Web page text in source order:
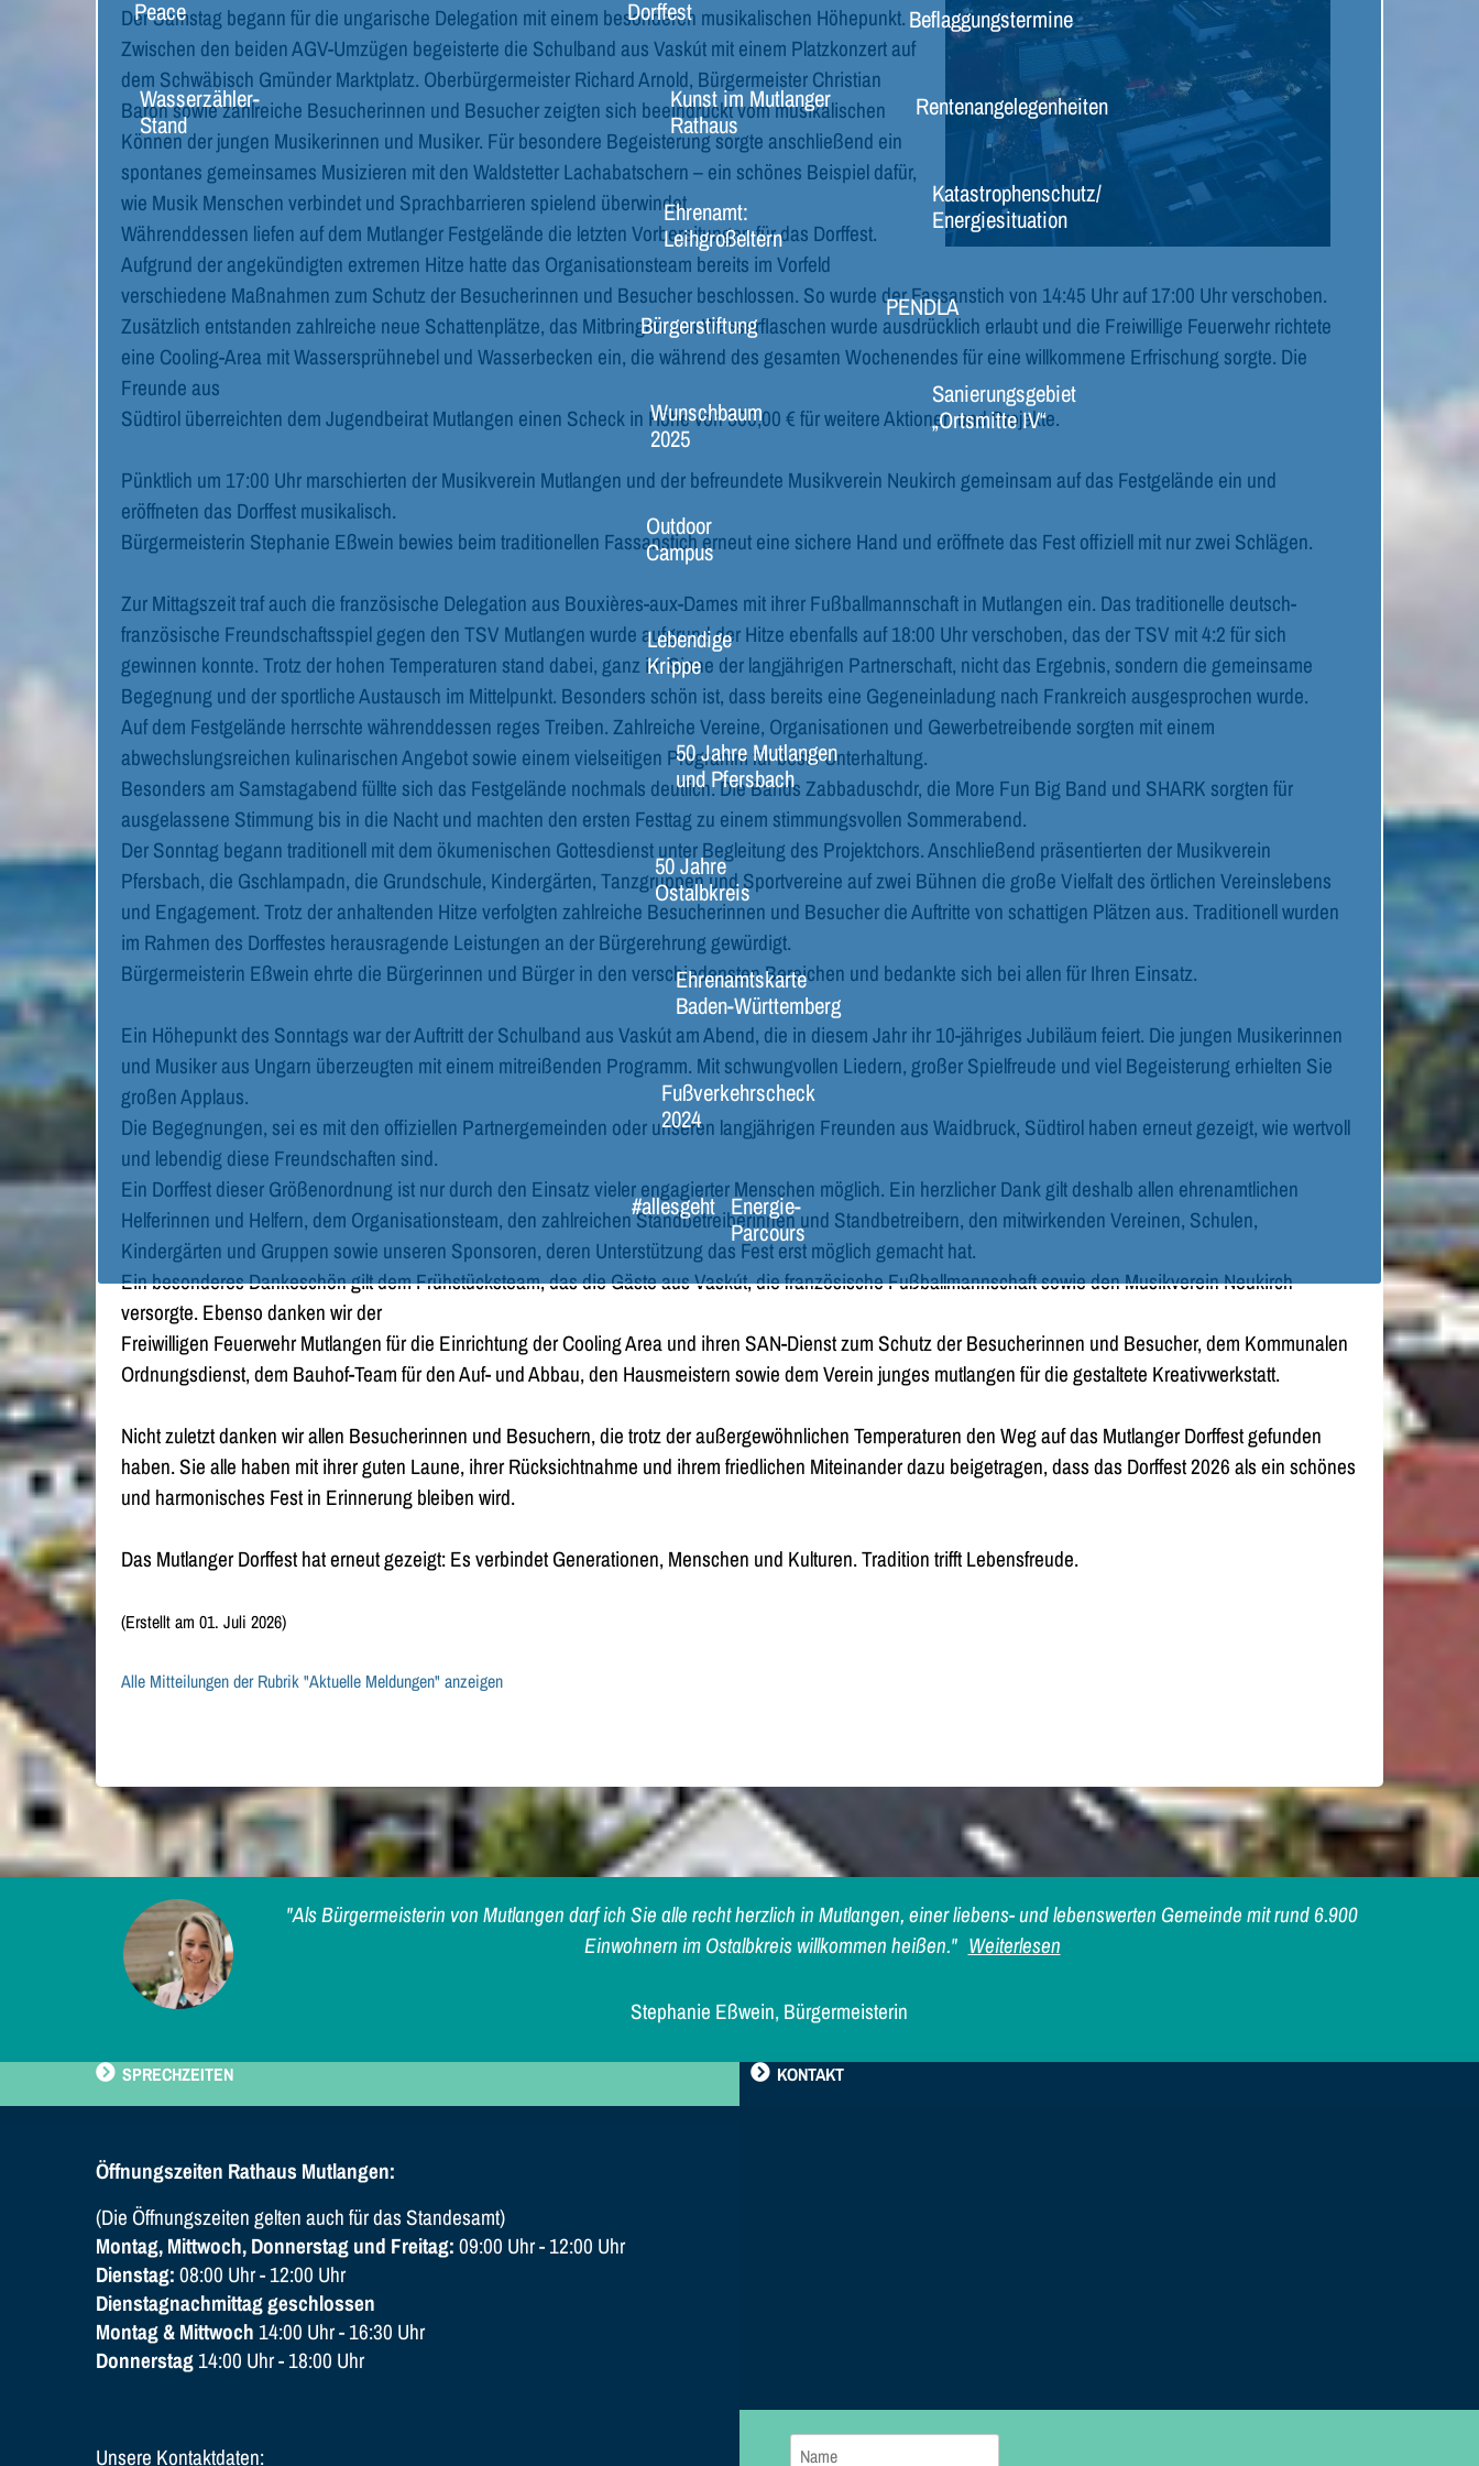
Peace
Wasserzähler-
Stand
Dorffest
Kunst im Mutlanger
Rathaus
Ehrenamt:
Leihgroßeltern
Bürgerstiftung
Wunschbaum
2025
Outdoor
Campus
Lebendige
Krippe
50 Jahre Mutlangen
und Pfersbach
50 Jahre
Ostalbkreis
Ehrenamtskarte
Baden-Württemberg
Fußverkehrscheck
2024
#allesgeht Energie-
Parcours
Beflaggungstermine
Rentenangelegenheiten
Katastrophenschutz/
Energiesituation
PENDLA
Sanierungsgebiet
„Ortsmitte IV“
Der Samstag begann für die ungarische Delegation mit einem besonderen musikalischen Höhepunkt.
Zwischen den beiden AGV-Umzügen begeisterte die Schulband aus Vaskút mit einem Platzkonzert auf
dem Schwäbisch Gmünder Marktplatz. Oberbürgermeister Richard Arnold, Bürgermeister Christian
Baron sowie zahlreiche Besucherinnen und Besucher zeigten sich beeindruckt vom musikalischen
Können der jungen Musikerinnen und Musiker. Für besondere Begeisterung sorgte anschließend ein
spontanes gemeinsames Musizieren mit den Waldstetter Lachabatschern – ein schönes Beispiel dafür,
wie Musik Menschen verbindet und Sprachbarrieren spielend überwindet.
Währenddessen liefen auf dem Mutlanger Festgelände die letzten Vorbereitungen für das Dorffest.
Aufgrund der angekündigten extremen Hitze hatte das Organisationsteam bereits im Vorfeld
verschiedene Maßnahmen zum Schutz der Besucherinnen und Besucher beschlossen. So wurde der Fassanstich von 14:45 Uhr auf 17:00 Uhr verschoben.
Zusätzlich entstanden zahlreiche neue Schattenplätze, das Mitbringen von Wasserflaschen wurde ausdrücklich erlaubt und die Freiwillige Feuerwehr richtete
eine Cooling-Area mit Wassersprühnebel und Wasserbecken ein, die während des gesamten Wochenendes für eine willkommene Erfrischung sorgte. Die
Freunde aus
Südtirol überreichten dem Jugendbeirat Mutlangen einen Scheck in Höhe von 500,00 € für weitere Aktionen und Projekte.
Pünktlich um 17:00 Uhr marschierten der Musikverein Mutlangen und der befreundete Musikverein Neukirch gemeinsam auf das Festgelände ein und
eröffneten das Dorffest musikalisch.
Bürgermeisterin Stephanie Eßwein bewies beim traditionellen Fassanstich erneut eine sichere Hand und eröffnete das Fest offiziell mit nur zwei Schlägen.
Zur Mittagszeit traf auch die französische Delegation aus Bouxières-aux-Dames mit ihrer Fußballmannschaft in Mutlangen ein. Das traditionelle deutsch-
französische Freundschaftsspiel gegen den TSV Mutlangen wurde aufgrund der Hitze ebenfalls auf 18:00 Uhr verschoben, das der TSV mit 4:2 für sich
gewinnen konnte. Trotz der hohen Temperaturen stand dabei, ganz im Sinne der langjährigen Partnerschaft, nicht das Ergebnis, sondern die gemeinsame
Begegnung und der sportliche Austausch im Mittelpunkt. Besonders schön ist, dass bereits eine Gegeneinladung nach Frankreich ausgesprochen wurde.
Auf dem Festgelände herrschte währenddessen reges Treiben. Zahlreiche Vereine, Organisationen und Gewerbetreibende sorgten mit einem
abwechslungsreichen kulinarischen Angebot sowie einem vielseitigen Programm für beste Unterhaltung.
Besonders am Samstagabend füllte sich das Festgelände nochmals deutlich. Die Bands Zabbaduschdr, die More Fun Big Band und SHARK sorgten für
ausgelassene Stimmung bis in die Nacht und machten den ersten Festtag zu einem stimmungsvollen Sommerabend.
Der Sonntag begann traditionell mit dem ökumenischen Gottesdienst unter Begleitung des Projektchors. Anschließend präsentierten der Musikverein
Pfersbach, die Gschlampadn, die Grundschule, Kindergärten, Tanzgruppen und Sportvereine auf zwei Bühnen die große Vielfalt des örtlichen Vereinslebens
und Engagement. Trotz der anhaltenden Hitze verfolgten zahlreiche Besucherinnen und Besucher die Auftritte von schattigen Plätzen aus. Traditionell wurden
im Rahmen des Dorffestes herausragende Leistungen an der Bürgerehrung gewürdigt.
Bürgermeisterin Eßwein ehrte die Bürgerinnen und Bürger in den verschiedensten Bereichen und bedankte sich bei allen für Ihren Einsatz.
Ein Höhepunkt des Sonntags war der Auftritt der Schulband aus Vaskút am Abend, die in diesem Jahr ihr 10-jähriges Jubiläum feiert. Die jungen Musikerinnen
und Musiker aus Ungarn überzeugten mit einem mitreißenden Programm. Mit schwungvollen Liedern, großer Spielfreude und viel Begeisterung erhielten Sie
großen Applaus.
Die Begegnungen, sei es mit den offiziellen Partnergemeinden oder unseren langjährigen Freunden aus Waidbruck, Südtirol haben erneut gezeigt, wie wertvoll
und lebendig diese Freundschaften sind.
Ein Dorffest dieser Größenordnung ist nur durch den Einsatz vieler engagierter Menschen möglich. Ein herzlicher Dank gilt deshalb allen ehrenamtlichen
Helferinnen und Helfern, dem Organisationsteam, den zahlreichen Standbetreiberinnen und Standbetreibern, den mitwirkenden Vereinen, Schulen,
Kindergärten und Gruppen sowie unseren Sponsoren, deren Unterstützung das Fest erst möglich gemacht hat.
Ein besonderes Dankeschön gilt dem Frühstücksteam, das die Gäste aus Vaskút, die französische Fußballmannschaft sowie den Musikverein Neukirch
versorgte. Ebenso danken wir der
Freiwilligen Feuerwehr Mutlangen für die Einrichtung der Cooling Area und ihren SAN-Dienst zum Schutz der Besucherinnen und Besucher, dem Kommunalen
Ordnungsdienst, dem Bauhof-Team für den Auf- und Abbau, den Hausmeistern sowie dem Verein junges mutlangen für die gestaltete Kreativwerkstatt.
Nicht zuletzt danken wir allen Besucherinnen und Besuchern, die trotz der außergewöhnlichen Temperaturen den Weg auf das Mutlanger Dorffest gefunden
haben. Sie alle haben mit ihrer guten Laune, ihrer Rücksichtnahme und ihrem friedlichen Miteinander dazu beigetragen, dass das Dorffest 2026 als ein schönes
und harmonisches Fest in Erinnerung bleiben wird.
Das Mutlanger Dorffest hat erneut gezeigt: Es verbindet Generationen, Menschen und Kulturen. Tradition trifft Lebensfreude.
(Erstellt am 01. Juli 2026)
Alle Mitteilungen der Rubrik "Aktuelle Meldungen" anzeigen
"Als Bürgermeisterin von Mutlangen darf ich Sie alle recht herzlich in Mutlangen, einer liebens- und lebenswerten Gemeinde mit rund 6.900
Einwohnern im Ostalbkreis willkommen heißen." Weiterlesen
Stephanie Eßwein, Bürgermeisterin
SPRECHZEITEN KONTAKT
Öffnungszeiten Rathaus Mutlangen:
(Die Öffnungszeiten gelten auch für das Standesamt)
Montag, Mittwoch, Donnerstag und Freitag:09:00 Uhr - 12:00 Uhr
Dienstag:08:00 Uhr - 12:00 Uhr
Dienstagnachmittag geschlossen
Montag & Mittwoch 14:00 Uhr - 16:30 Uhr
Donnerstag14:00 Uhr - 18:00 Uhr
Unsere Kontaktdaten: